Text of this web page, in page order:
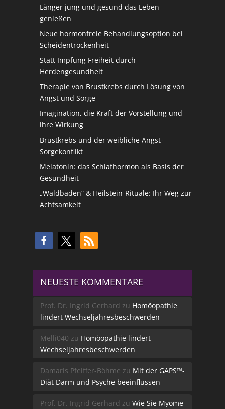
Länger jung und gesund das Leben
genießen
Neue hormonfreie Behandlungsoption bei
Scheidentrockenheit
Statt Impfung Freiheit durch
Herdengesundheit
Therapie von Brustkrebs durch Lösung von
Angst und Sorge
Imagination, die Kraft der Vorstellung und
ihre Wirkung
Brustkrebs und der weibliche Angst-
Sorgekonflikt
Melatonin: das Schlafhormon als Basis der
Gesundheit
„Waldbaden“ & Heilstein-Rituale: Ihr Weg zur
Achtsamkeit
NEUESTE KOMMENTARE
Prof. Dr. Ingrid Gerhard zu Homöopathie
lindert Wechseljahresbeschwerden
Melli040 zu Homöopathie lindert
Wechseljahresbeschwerden
Damaris Pfeiffer-Böhme zu Mit der GAPS™-
Diät Darm und Psyche beeinflussen
Prof. Dr. Ingrid Gerhard zu Wie Sie Myome